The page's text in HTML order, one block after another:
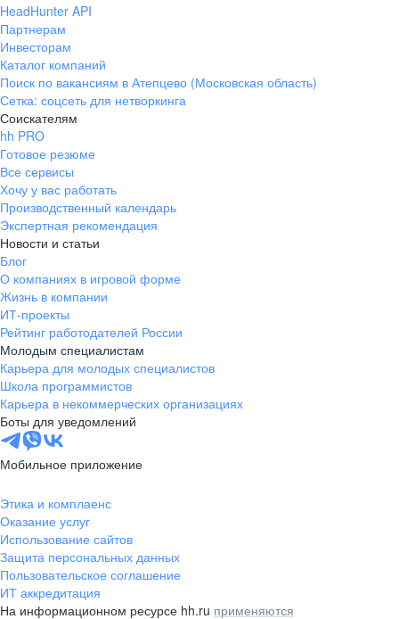
HeadHunter API
Партнерам
Инвесторам
Каталог компаний
Поиск по вакансиям в Атепцево (Московская область)
Сетка: соцсеть для нетворкинга
Соискателям
hh PRO
Готовое резюме
Все сервисы
Хочу у вас работать
Производственный календарь
Экспертная рекомендация
Новости и статьи
Блог
О компаниях в игровой форме
Жизнь в компании
ИТ-проекты
Рейтинг работодателей России
Молодым специалистам
Карьера для молодых специалистов
Школа программистов
Карьера в некоммерческих организациях
Боты для уведомлений
Мобильное приложение
Этика и комплаенс
Оказание услуг
Использование сайтов
Защита персональных данных
Пользовательское соглашение
ИТ аккредитация
На информационном ресурсе hh.ru применяются